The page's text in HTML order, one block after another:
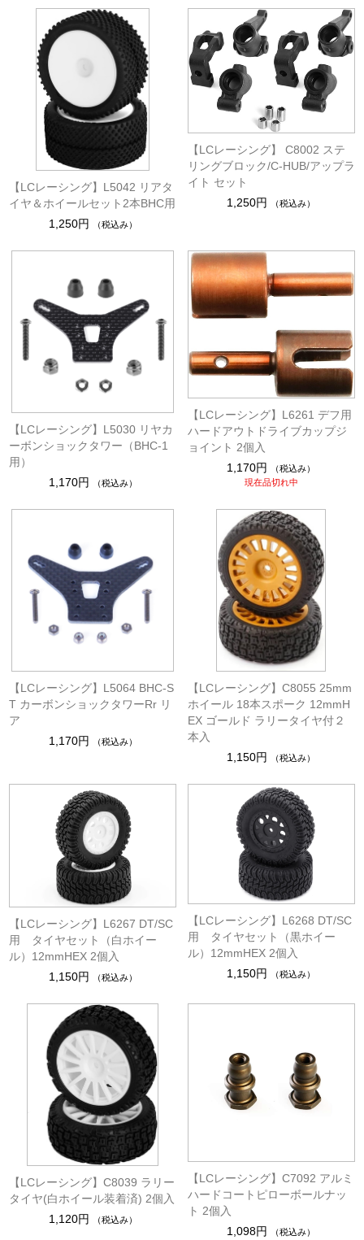
【LCレーシング】L5042 リアタ
イヤ＆ホイールセット2本BHC用
1,250円
（税込み）
【LCレーシング】 C8002 ステ
リングブロック/C-HUB/アップラ
イト セット
1,250円
（税込み）
【LCレーシング】L5030 リヤカ
ーボンショックタワー（BHC-1
用）
1,170円
（税込み）
【LCレーシング】L6261 デフ用
ハードアウトドライブカップジ
ョイント 2個入
1,170円
（税込み）
現在品切れ中
【LCレーシング】L5064 BHC-S
T カーボンショックタワーRr リ
ア
1,170円
（税込み）
【LCレーシング】C8055 25mm
ホイール 18本スポーク 12mmH
EX ゴールド ラリータイヤ付２
本入
1,150円
（税込み）
【LCレーシング】L6267 DT/SC
用 タイヤセット（白ホイー
ル）12mmHEX 2個入
1,150円
（税込み）
【LCレーシング】L6268 DT/SC
用 タイヤセット（黒ホイー
ル）12mmHEX 2個入
1,150円
（税込み）
【LCレーシング】C8039 ラリー
タイヤ(白ホイール装着済) 2個入
1,120円
（税込み）
【LCレーシング】C7092 アルミ
ハードコートピローボールナッ
ト 2個入
1,098円
（税込み）